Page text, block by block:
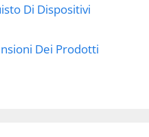
Di Dispositivi
Dei Prodotti